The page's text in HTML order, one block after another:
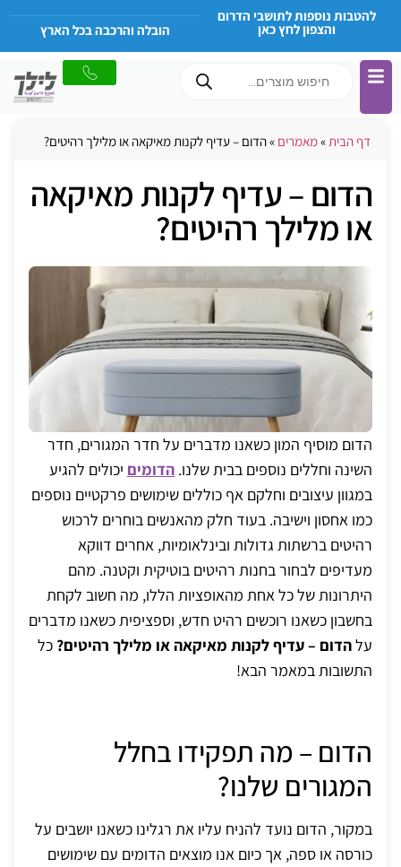
להטבות נוספות לתושבי הדרום
והצפון לחץ כאן הובלה והרכבה בכל הארץ
דף הבית»מאמרים »הדום – עדיף לקנות מאיקאה או מלילך רהיטים?
הדום – עדיף לקנות מאיקאה
או מלילך רהיטים?
הדום מוסיף המון כשאנו מדברים על חדר המגורים, חדר
השינה וחללים נוספים בבית שלנו. הדומים יכולים להגיע
במגוון עיצובים וחלקם אף כוללים שימושים פרקטיים נוספים
כמו אחסון וישיבה. בעוד חלק מהאנשים בוחרים לרכוש
רהיטים ברשתות גדולות ובינלאומיות, אחרים דווקא
מעדיפים לבחור בחנות רהיטים בוטיקית וקטנה. מהם
היתרונות של כל אחת מהאופציות הללו, מה חשוב לקחת
בחשבון כשאנו רוכשים רהיט חדש, וספציפית כשאנו מדברים
עלהדום – עדיף לקנות מאיקאה או מלילך רהיטים? כל
התשובות במאמר הבא!
הדום – מה תפקידו בחלל
המגורים שלנו?
במקור, הדום נועד להניח עליו את רגלינו כשאנו יושבים על
כורסה או ספה, אך כיום אנו מוצאים הדומים עם שימושים